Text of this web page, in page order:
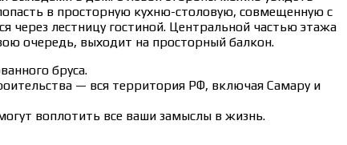
в просторную кухню-столовую, совмещенную с
через лестницу гостиной. Центральной частью этажа
очередь, выходит на просторный балкон.
бруса.
— вся территория РФ, включая Самару и
воплотить все ваши замыслы в жизнь.